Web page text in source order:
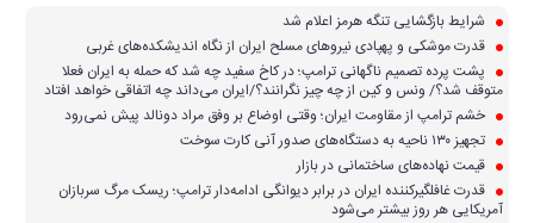
شرایط بازگشایی تنگه هرمز اعلام شد
قدرت موشکی و پهپادی نیرو‌های مسلح ایران از نگاه اندیشکده‌های غربی
پشت پرده تصمیم ناگهانی ترامپ؛ در کاخ سفید چه شد که حمله به ایران فعلا
متوقف شد؟/ ونس و کین از چه چیز نگرانند؟/ایران می‌داند چه اتفاقی خواهد افتاد
خشم ترامپ از مقاومت ایران؛ وقتی اوضاع بر وفق مراد دونالد پیش نمی‌رود
تجهیز ۱۳۰ ناحیه به دستگاه‌های صدور آنی کارت سوخت
قیمت نهاده‌های ساختمانی در بازار
قدرت غافلگیرکننده ایران در برابر دیوانگی ادامه‌دار ترامپ؛ ریسک مرگ سربازان
آمریکایی هر روز بیشتر می‌شود